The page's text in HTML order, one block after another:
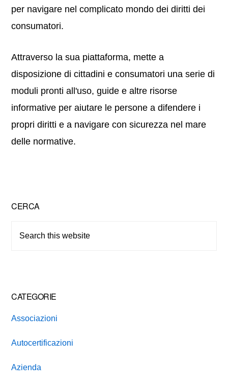
per navigare nel complicato mondo dei diritti dei
consumatori.
Attraverso la sua piattaforma, mette a
disposizione di cittadini e consumatori una serie di
moduli pronti all'uso, guide e altre risorse
informative per aiutare le persone a difendere i
propri diritti e a navigare con sicurezza nel mare
delle normative.
Primary
Sidebar
CERCA
CATEGORIE
Associazioni
Autocertificazioni
Azienda